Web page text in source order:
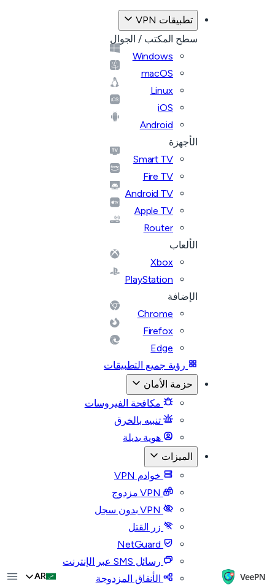
تطبيقات VPN
سطح المكتب / الجوال
Windows
macOS
Linux
iOS
Android
الأجهزة
Smart TV
Fire TV
Android TV
Apple TV
Router
الألعاب
Xbox
PlayStation
الإضافة
Chrome
Firefox
Edge
رؤية جميع التطبيقات
حزمة الأمان
مكافحة الفيروسات
تنبيه بالخرق
هوية بديلة
الميزات
خوادم VPN
VPN مزدوج
VPN بدون سجل
زر القتل
NetGuard
رسائل SMS عبر الإنترنت
الأنفاق المزدوجة
AR